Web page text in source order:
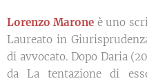
Lorenzo Marone è uno
Laureato in
di avvocato. Dopo Daria
da La tentazione di